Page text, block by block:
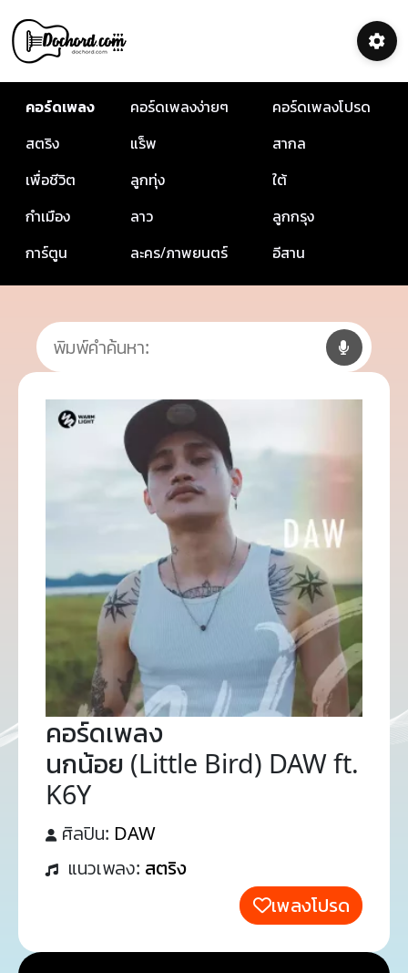
คอร์ดเพลง คอร์ดเพลงง่ายๆ
คอร์ดเพลงโปรด
สตริง
แร็พ
สากล
เพื่อชีวิต
ลูกทุ่ง
ใต้
กำเมือง
ลาว
ลูกกรุง
การ์ตูน
ละคร/ภาพยนตร์ อีสาน
คอร์ดเพลง
นกน้อย (Little Bird) DAW ft.
K6Y
ศิลปิน: DAW
แนวเพลง: สตริง
เพลงโปรด